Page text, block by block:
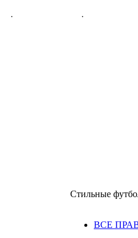
Стильные
ВСЕ